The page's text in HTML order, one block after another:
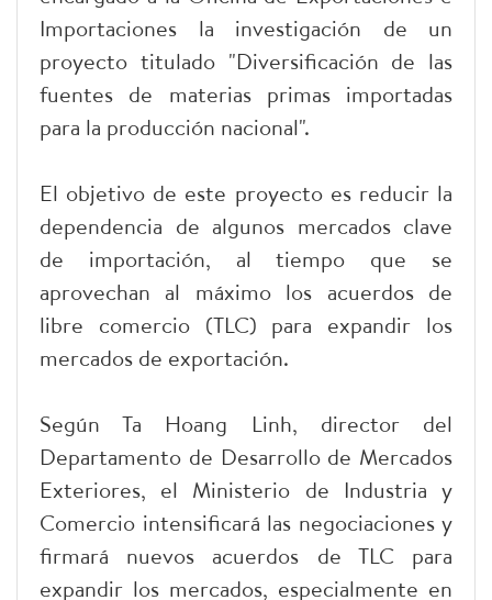
Importaciones la investigación de un
proyecto titulado "Diversificación de las
fuentes de materias primas importadas
para la producción nacional".
El objetivo de este proyecto es reducir la
dependencia de algunos mercados clave
de importación, al tiempo que se
aprovechan al máximo los acuerdos de
libre comercio (TLC) para expandir los
mercados de exportación.
Según Ta Hoang Linh, director del
Departamento de Desarrollo de Mercados
Exteriores, el Ministerio de Industria y
Comercio intensificará las negociaciones y
firmará nuevos acuerdos de TLC para
expandir los mercados, especialmente en